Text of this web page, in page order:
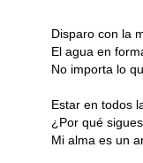
Disparo con la
El agua en
No importa lo
Estar en todos
¿Por qué
Mi alma es un